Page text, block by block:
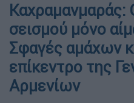
Καχραμανμαράς:
σεισμού μόνο
Σφαγές αμάχων
επίκεντρο της
Αρμενίων